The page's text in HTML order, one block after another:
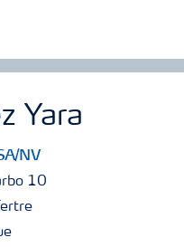
Yara
NV
10